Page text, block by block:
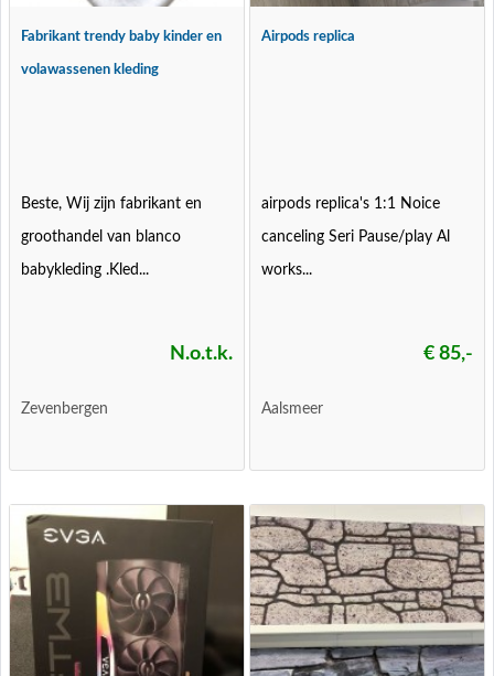
Fabrikant trendy baby kinder en
volawassenen kleding
Beste, Wij zijn fabrikant en
groothandel van blanco
babykleding .Kled...
N.o.t.k.
Zevenbergen
Airpods replica
airpods replica's 1:1 Noice
canceling Seri Pause/play Al
works...
€ 85,-
Aalsmeer